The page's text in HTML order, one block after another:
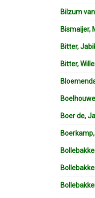
Bilzum
Bismaijer,
Bitter,
Bitter,
Boer de,